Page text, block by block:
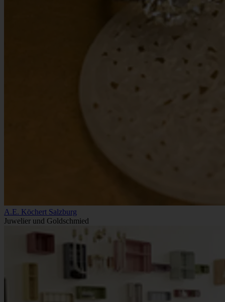
A.E. Köchert Salzburg
Juwelier und Goldschmied